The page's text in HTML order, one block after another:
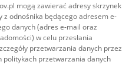
mogą zawierać adresy skrzynek
z odnośnika będącego adresem e-
danych (adres e-mail oraz
w celu przesłania
przetwarzania danych przez
politykach przetwarzania danych